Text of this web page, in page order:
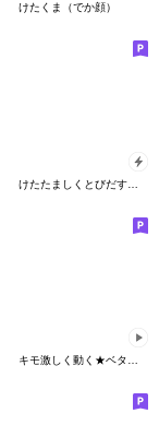
けたくま（でか顔）